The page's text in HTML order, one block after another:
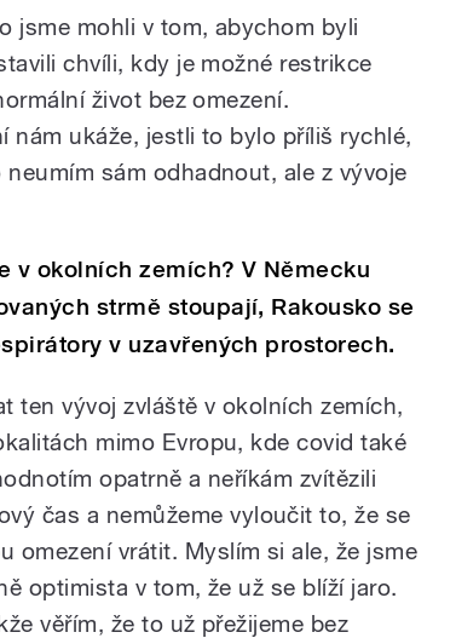
jsme mohli v tom, abychom byli
chvíli, kdy je možné restrikce
život bez omezení.
nám ukáže, jestli to bylo příliš rychlé,
sám odhadnout, ale z vývoje
v okolních zemích? V Německu
strmě stoupají, Rakousko se
v uzavřených prostorech.
ten vývoj zvláště v okolních zemích,
mimo Evropu, kde covid také
opatrně a neříkám zvítězili
čas a nemůžeme vyloučit to, že se
omezení vrátit. Myslím si ale, že jsme
optimista v tom, že už se blíží jaro.
věřím, že to už přežijeme bez